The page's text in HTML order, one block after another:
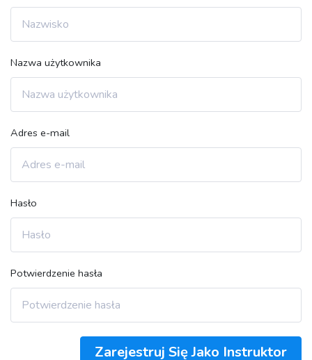
Nazwa użytkownika
Adres e-mail
Hasło
Potwierdzenie hasła
Zarejestruj Się Jako Instruktor